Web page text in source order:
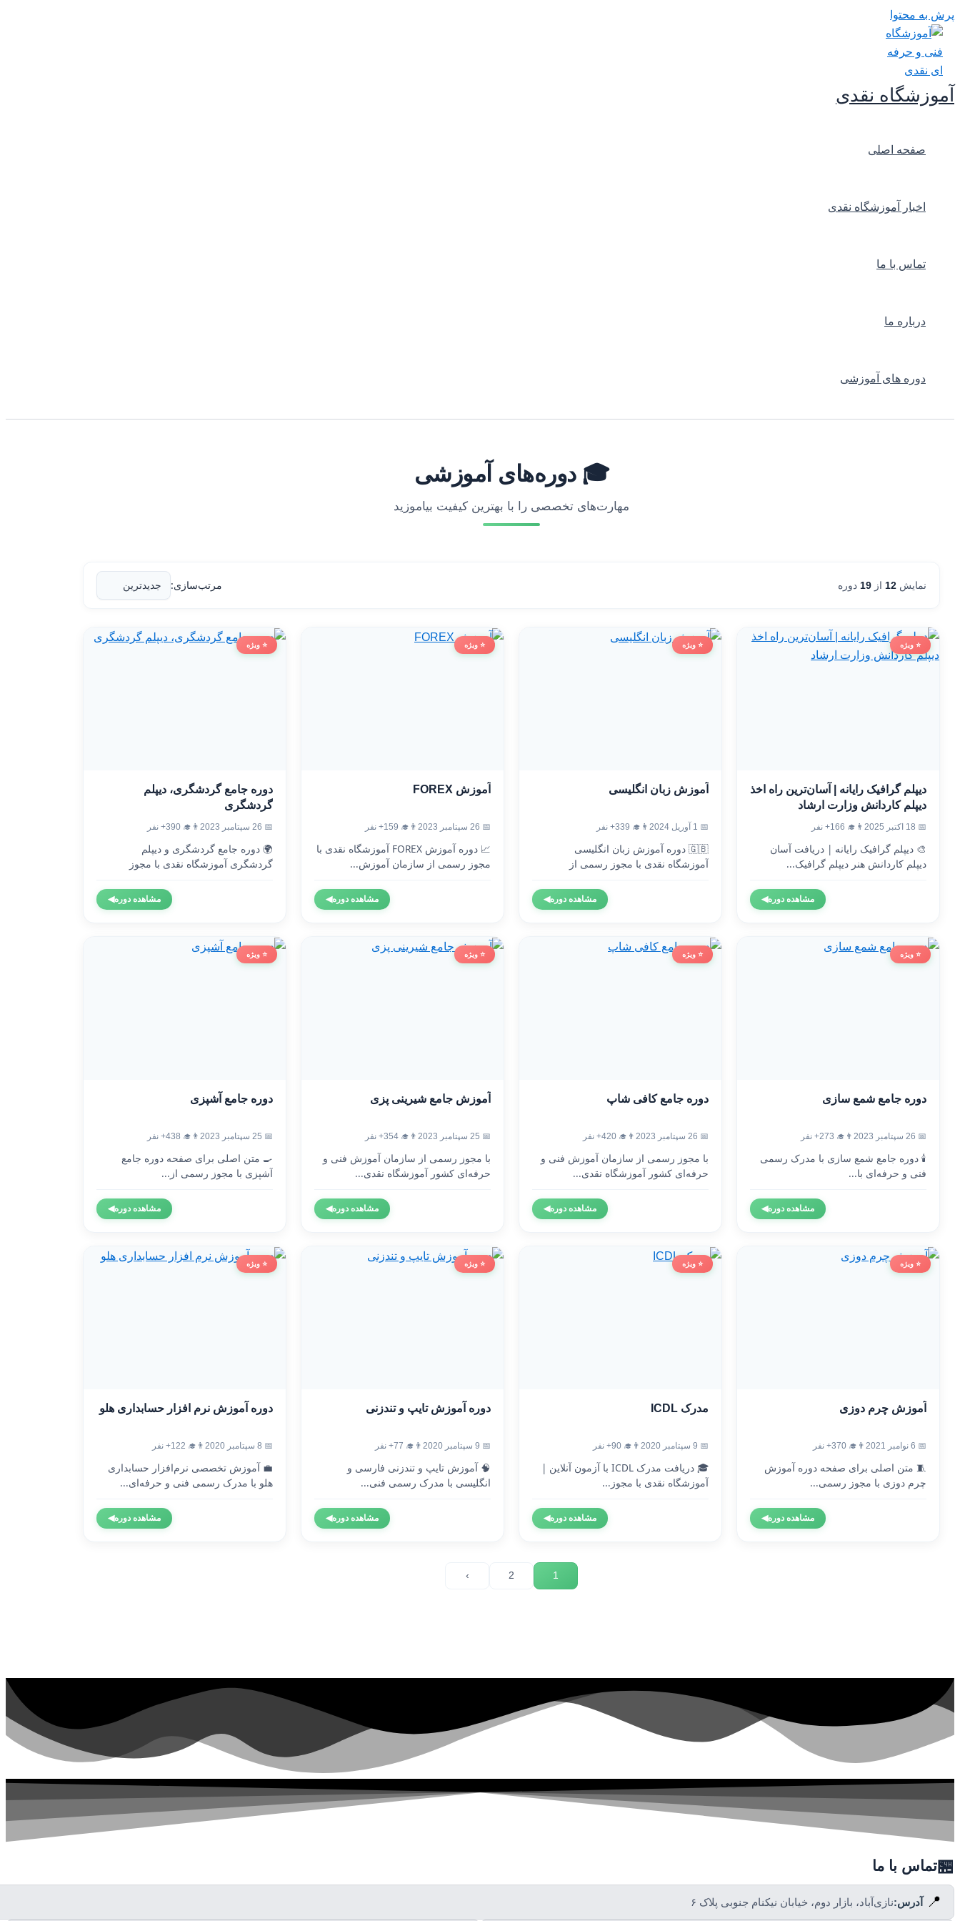
پرش به محتوا
آموزشگاه نقدی
صفحه اصلی
اخبار آموزشگاه نقدی
تماس با ما
درباره ما
دوره های آموزشی
🎓 دوره‌های آموزشی
مهارت‌های تخصصی را با بهترین کیفیت بیاموزید
نمایش 12 از 19 دوره مرتب‌سازی:
⭐ ویژه
دیپلم گرافیک رایانه | آسان‌ترین راه اخذ
دیپلم کاردانش وزارت ارشاد
📅 18 اکتبر 2025 👨‍🎓 166+ نفر
🎨 دیپلم گرافیک رایانه | دریافت آسان
دیپلم کاردانش هنر دیپلم گرافیک...
مشاهده دوره◀
⭐ ویژه
آموزش زبان انگلیسی
📅 1 آوریل 2024 👨‍🎓 339+ نفر
🇬🇧 دوره آموزش زبان انگلیسی
آموزشگاه نقدی با مجوز رسمی از
مشاهده دوره◀
⭐ ویژه
آموزش FOREX
📅 26 سپتامبر 2023 👨‍🎓 159+ نفر
📈 دوره آموزش FOREX آموزشگاه نقدی با
مجوز رسمی از سازمان آموزش...
مشاهده دوره◀
⭐ ویژه
دوره جامع گردشگری، دیپلم
گردشگری
📅 26 سپتامبر 2023 👨‍🎓 390+ نفر
🌍 دوره جامع گردشگری و دیپلم
گردشگری آموزشگاه نقدی با مجوز
مشاهده دوره◀
⭐ ویژه
دوره جامع شمع سازی
📅 26 سپتامبر 2023 👨‍🎓 273+ نفر
🕯️ دوره جامع شمع سازی با مدرک رسمی
فنی و حرفه‌ای با...
مشاهده دوره◀
⭐ ویژه
دوره جامع کافی شاپ
📅 26 سپتامبر 2023 👨‍🎓 420+ نفر
با مجوز رسمی از سازمان آموزش فنی و
حرفه‌ای کشور آموزشگاه نقدی...
مشاهده دوره◀
⭐ ویژه
آموزش جامع شیرینی پزی
📅 25 سپتامبر 2023 👨‍🎓 354+ نفر
با مجوز رسمی از سازمان آموزش فنی و
حرفه‌ای کشور آموزشگاه نقدی...
مشاهده دوره◀
⭐ ویژه
دوره جامع آشپزی
📅 25 سپتامبر 2023 👨‍🎓 438+ نفر
🍳 متن اصلی برای صفحه دوره جامع
آشپزی با مجوز رسمی از...
مشاهده دوره◀
⭐ ویژه
آموزش چرم دوزی
📅 6 نوامبر 2021 👨‍🎓 370+ نفر
🧵 متن اصلی برای صفحه دوره آموزش
چرم دوزی با مجوز رسمی...
مشاهده دوره◀
⭐ ویژه
مدرک ICDL
📅 9 سپتامبر 2020 👨‍🎓 90+ نفر
🎓 دریافت مدرک ICDL با آزمون آنلاین |
آموزشگاه نقدی با مجوز...
مشاهده دوره◀
⭐ ویژه
دوره آموزش تایپ و تندزنی
📅 9 سپتامبر 2020 👨‍🎓 77+ نفر
🧠 آموزش تایپ و تندزنی فارسی و
انگلیسی با مدرک رسمی فنی...
مشاهده دوره◀
⭐ ویژه
دوره آموزش نرم افزار حسابداری هلو
📅 8 سپتامبر 2020 👨‍🎓 122+ نفر
💼 آموزش تخصصی نرم‌افزار حسابداری
هلو با مدرک رسمی فنی و حرفه‌ای...
مشاهده دوره◀
1
2
›
🏪تماس با ما
📍 آدرس:نازی‌آباد، بازار دوم، خیابان نیکنام جنوبی پلاک ۶